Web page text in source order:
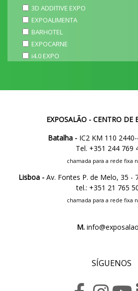
3D ADDITIVE EXPO
EXPOALIMENTA
BARHOTEL
EXPOCARNE
i4.0 EXPO
EXPOSALÃO - CENTRO DE
Batalha -IC2 KM 110
Tel. +351 244 769
chamada para a rede fixa
Lisboa - Av. Fontes P. de Melo, 35 -
tel.: +351 21 765
chamada para a rede fixa
M.
SÍGUENOS